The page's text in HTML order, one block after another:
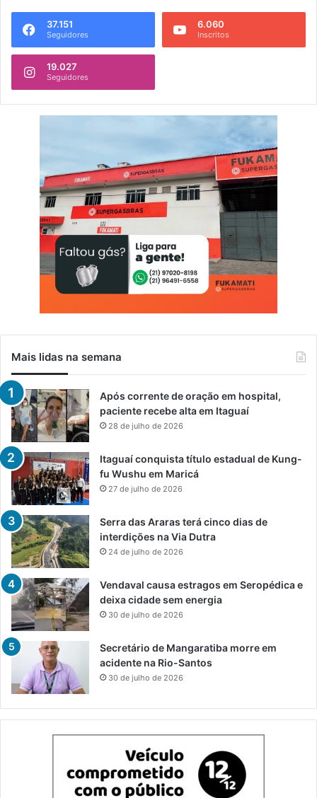
37.151
Seguidores
6.060
Inscritos
19.027
Seguidores
Mais lidas na semana
Após corrente de oração em hospital,
paciente recebe alta em Itaguaí
28 de julho de 2026
Itaguaí conquista título estadual de Kung-
fu Wushu em Maricá
27 de julho de 2026
Serra das Araras terá cinco dias de
interdições na Via Dutra
24 de julho de 2026
Vendaval causa estragos em Seropédica e
deixa cidade sem energia
30 de julho de 2026
Secretário de Mangaratiba morre em
acidente na Rio-Santos
30 de julho de 2026